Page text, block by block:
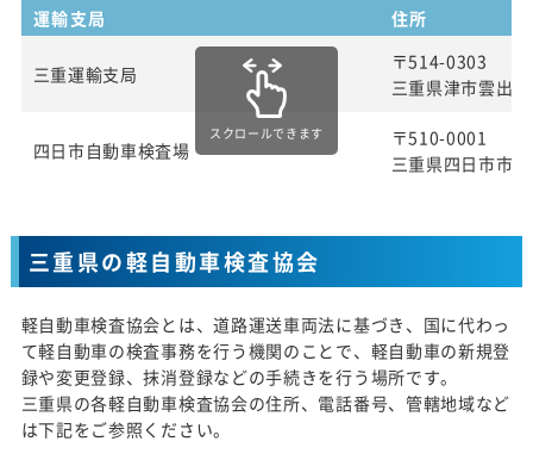
運輸支局 住所
三重運輸支局
〒514-0303
三重県津市雲出
四日市自動車検査場
〒510-0001
三重県四日市市
スクロールできます
三重県の軽自動車検査協会
軽自動車検査協会とは、道路運送車両法に基づき、国に代わっ
て軽自動車の検査事務を行う機関のことで、軽自動車の新規登
録や変更登録、抹消登録などの手続きを行う場所です。
三重県の各軽自動車検査協会の住所、電話番号、管轄地域など
は下記をご参照ください。